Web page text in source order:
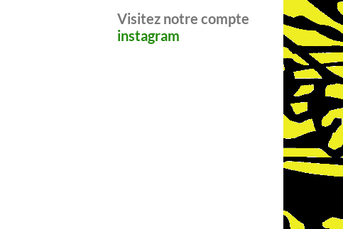
Visitez notre compte
instagram